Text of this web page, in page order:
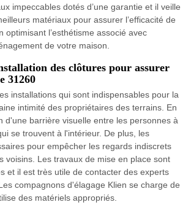
impeccables dotés d’une garantie et il veille
matériaux pour assurer l’efficacité de
optimisant l’esthétisme associé avec
de votre maison.
des clôtures pour assurer
31260
installations qui sont indispensables pour la
intimité des propriétaires des terrains. En
d'une barrière visuelle entre les personnes à
se trouvent à l'intérieur. De plus, les
pour empêcher les regards indiscrets
voisins. Les travaux de mise en place sont
et il est très utile de contacter des experts
compagnons d'élagage Klien se charge de
des matériels appropriés.